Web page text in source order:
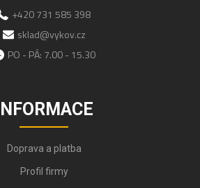
+420 731 585 398
sklad@vykov.cz
PO - PÁ: 7.00 - 15.30
INFORMACE
Doprava a platba
Profil firmy